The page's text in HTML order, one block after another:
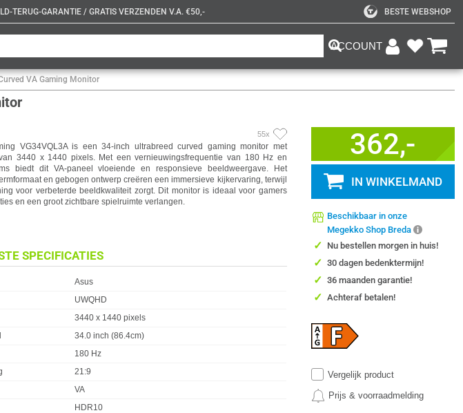
TERUG-GARANTIE / GRATIS VERZENDEN V.A. €50,- BESTE WEBSHOP
ACCOUNT
VA Gaming Monitor
55x
VG34VQL3A is een 34-inch ultrabreed curved gaming monitor met
3440 x 1440 pixels. Met een vernieuwingsfrequentie van 180 Hz en
biedt dit VA-paneel vloeiende en responsieve beeldweergave. Het
en gebogen ontwerp creëren een immersieve kijkervaring, terwijl
voor verbeterde beeldkwaliteit zorgt. Dit monitor is ideaal voor gamers
en een groot zichtbare spielruimte verlangen.
SPECIFICATIES
Asus
UWQHD
3440 x 1440 pixels
34.0 inch (86.4cm)
180 Hz
21:9
VA
HDR10
362,-
IN WINKELMAND
Beschikbaar in onze
Megekko Shop Breda
✓ Nu bestellen morgen in huis!
✓ 30 dagen bedenktermijn!
✓ 36 maanden garantie!
✓ Achteraf betalen!
Vergelijk product
Prijs & voorraadmelding